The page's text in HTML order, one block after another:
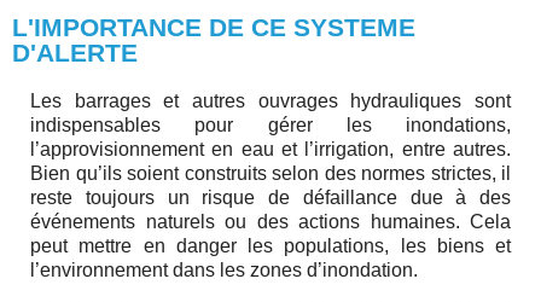
L'IMPORTANCE DE CE SYSTEME
D'ALERTE
Les barrages et autres ouvrages hydrauliques sont
indispensables pour gérer les inondations,
l’approvisionnement en eau et l’irrigation, entre autres.
Bien qu’ils soient construits selon des normes strictes, il
reste toujours un risque de défaillance due à des
événements naturels ou des actions humaines. Cela
peut mettre en danger les populations, les biens et
l’environnement dans les zones d’inondation.